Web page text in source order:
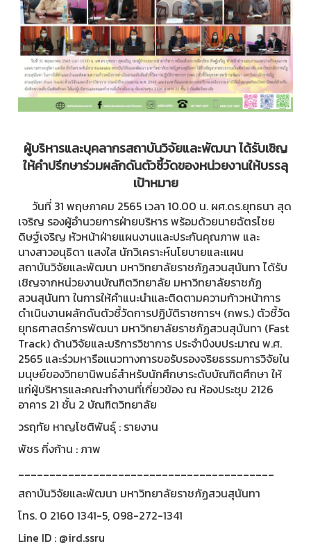
ผู้บริหารและบุคลากรสถาบันวิจัยและพัฒนา ได้รับเชิญ
ให้คำปรึกษาร่วมผลักดันตัวชี้วัดของหน่วยงานให้บรรลุ
เป้าหมาย
วันที่ 31 พฤษภาคม 2565 เวลา 10.00 น. ผศ.ดร.ยุทธนา สุด
เจริญ รองผู้อำนวยการฝ่ายบริหาร พร้อมด้วยนายฉัตรไชย
ดิษฐ์เจริญ หัวหน้าฝ่ายแผนงานและประกันคุณภาพ และ
นางสาวอนุธิดา แสงใส นักวิเคราะห์นโยบายและแผน
สถาบันวิจัยและพัฒนา มหาวิทยาลัยราชภัฏสวนสุนันทา ได้รับ
เชิญจากหน่วยงานบัณฑิตวิทยาลัย มหาวิทยาลัยราชภัฏ
สวนสุนันทา ในการให้คำแนะนำและติดตามความก้าวหน้าการ
ดำเนินงานผลักดันตัวชี้วัดการปฏิบัติราชการฯ (กพร.) ตัวชี้วัด
ยุทธศาสตร์การพัฒนา มหาวิทยาลัยราชภัฏสวนสุนันทา (Fast
Track) ด้านวิจัยและบริการวิชาการ ประจำปีงบประมาณ พ.ศ.
2565 และร่วมหารือแนวทางการขอรับรองจริยธรรมการวิจัยใน
มนุษย์ของวิทยานิพนธ์สำหรับนักศึกษาระดับบัณฑิตศึกษา ให้
แก่ผู้บริหารและคณะทำงานที่เกี่ยวข้อง ณ ห้องประชุม 2126
อาคาร 21 ชั้น 2 บัณฑิตวิทยาลัย
วรฤทัย หาญโชติพันธุ์ : รายงาน
พัชร กิ่งก้าน : ภาพ
_________________________________________
สถาบันวิจัยและพัฒนา มหาวิทยาลัยราชภัฏสวนสุนันทา
โทร. 0 2160 1341-5, 098-272-1341
Line ID : @ird.ssru